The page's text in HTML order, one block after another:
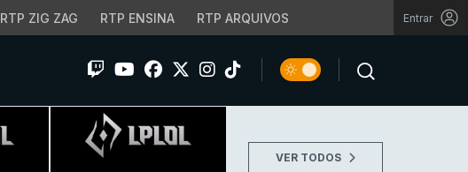
RTP ZIG ZAG RTP ENSINA RTP ARQUIVOS Entrar
VER TODOS